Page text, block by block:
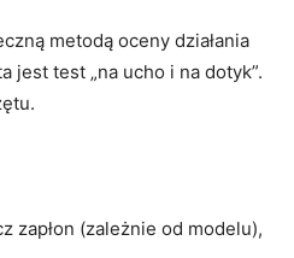
metodą oceny działania
jest test „na ucho i na dotyk”.
zapłon (zależnie od modelu),